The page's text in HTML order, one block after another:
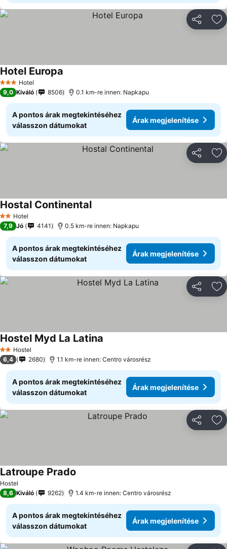
3 Kategória
Hotel
Hotel Europa
9,0 Kiváló 8506 0.1 km-re innen: Napkapu
A pontos árak megtekintéséhez
válasszon dátumokat
Árak megjelenítése
2 Kategória
Hotel
Hostal Continental
7,9 Jó 4141 0.5 km-re innen: Napkapu
A pontos árak megtekintéséhez
válasszon dátumokat
Árak megjelenítése
2 Kategória
Hostel
Hostel Myd La Latina
6,4 2680 1.1 km-re innen: Centro városrész
A pontos árak megtekintéséhez
válasszon dátumokat
Árak megjelenítése
Hostel
Latroupe Prado
8,6 Kiváló 9262 1.4 km-re innen: Centro városrész
A pontos árak megtekintéséhez
válasszon dátumokat
Árak megjelenítése